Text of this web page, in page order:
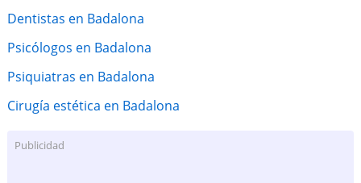
Dentistas en Badalona
Psicólogos en Badalona
Psiquiatras en Badalona
Cirugía estética en Badalona
Publicidad